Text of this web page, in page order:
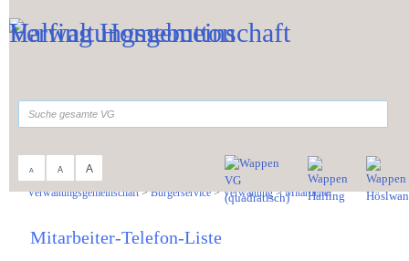
A A A
Verwaltungsgemeinschaft>Bürgerservice>Verwaltung>Mitarbeiter
Mitarbeiter-Telefon-Liste